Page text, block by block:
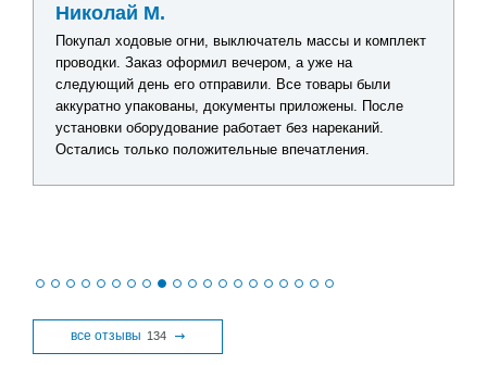
Николай М.
Покупал ходовые огни, выключатель массы и комплект
проводки. Заказ оформил вечером, а уже на
следующий день его отправили. Все товары были
аккуратно упакованы, документы приложены. После
установки оборудование работает без нареканий.
Остались только положительные впечатления.
все отзывы 134